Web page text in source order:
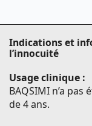
Indications et
l’innocuité
Usage clinique :
BAQSIMI n’a
de 4 ans.